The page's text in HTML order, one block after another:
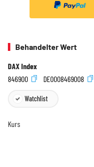
Behandelter Wert
DAX Index
846900
DE0008469008
Watchlist
Kurs